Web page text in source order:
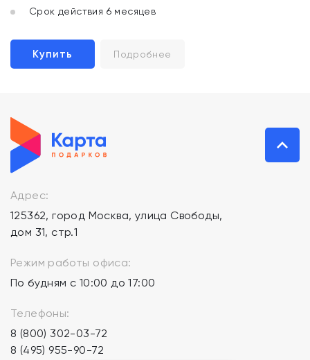
Срок действия 6 месяцев
Купить Подробнее
Адрес:
125362, город Москва, улица Свободы,
дом 31, стр.1
Режим работы офиса:
По будням с 10:00 до 17:00
Телефоны:
8 (800) 302-03-72
8 (495) 955-90-72